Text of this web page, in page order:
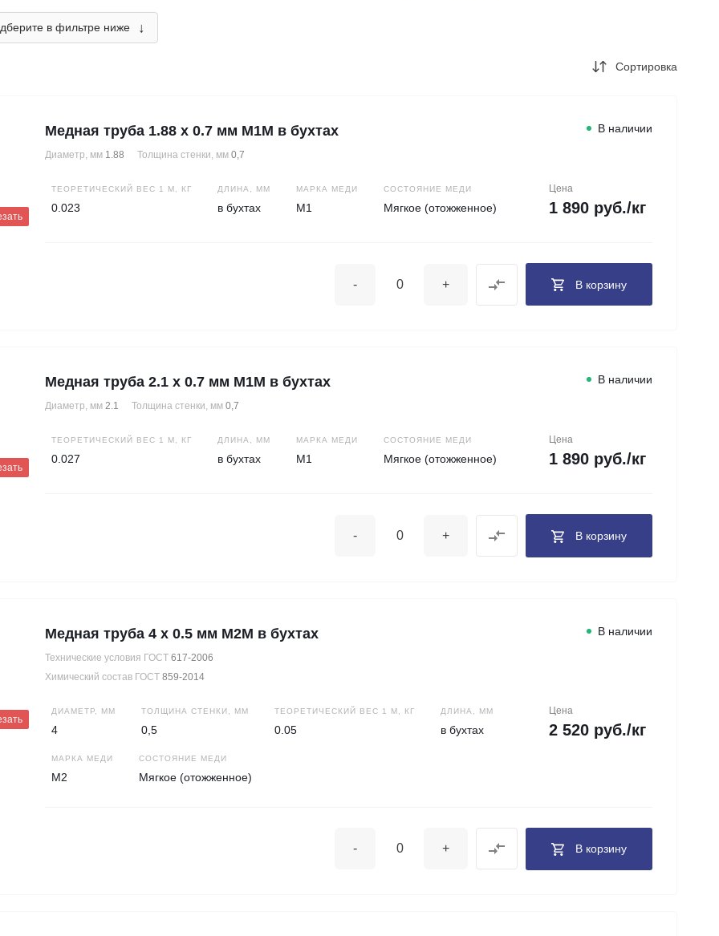
в фильтре ниже ↓
Сортировка
Медная труба 1.88 х 0.7 мм М1М в бухтах
Диаметр, мм 1.88 Толщина стенки, мм 0,7
В наличии
ТЕОРЕТИЧЕСКИЙ ВЕС 1 М, КГ
0.023
ДЛИНА, ММ
в бухтах
МАРКА МЕДИ
М1
СОСТОЯНИЕ МЕДИ
Мягкое (отожженное)
Цена
1 890 руб./кг
- + В корзину
Медная труба 2.1 х 0.7 мм М1М в бухтах
Диаметр, мм 2.1 Толщина стенки, мм 0,7
В наличии
ТЕОРЕТИЧЕСКИЙ ВЕС 1 М, КГ
0.027
ДЛИНА, ММ
в бухтах
МАРКА МЕДИ
М1
СОСТОЯНИЕ МЕДИ
Мягкое (отожженное)
Цена
1 890 руб./кг
- + В корзину
Медная труба 4 х 0.5 мм М2М в бухтах
Технические условия ГОСТ 617-2006
Химический состав ГОСТ 859-2014
В наличии
ДИАМЕТР, ММ
4
ТОЛЩИНА СТЕНКИ, ММ
0,5
ТЕОРЕТИЧЕСКИЙ ВЕС 1 М, КГ
0.05
ДЛИНА, ММ
в бухтах
МАРКА МЕДИ
М2
СОСТОЯНИЕ МЕДИ
Мягкое (отожженное)
Цена
2 520 руб./кг
- + В корзину